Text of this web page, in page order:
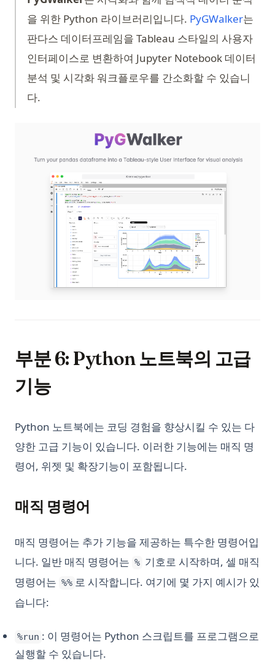
을 위한 Python 라이브러리입니다. PyGWalker는
판다스 데이터프레임을 Tableau 스타일의 사용자
인터페이스로 변환하여 Jupyter Notebook 데이터
분석 및 시각화 워크플로우를 간소화할 수 있습니
다.
부분 6: Python 노트북의 고급
기능
Python 노트북에는 코딩 경험을 향상시킬 수 있는 다
양한 고급 기능이 있습니다. 이러한 기능에는 매직 명
령어, 위젯 및 확장기능이 포함됩니다.
매직 명령어
매직 명령어는 추가 기능을 제공하는 특수한 명령어입
니다. 일반 매직 명령어는 % 기호로 시작하며, 셀 매직
명령어는 %% 로 시작합니다. 여기에 몇 가지 예시가 있
습니다:
%run : 이 명령어는 Python 스크립트를 프로그램으로
실행할 수 있습니다.